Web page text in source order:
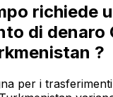
richiede
di denaro
?
per i